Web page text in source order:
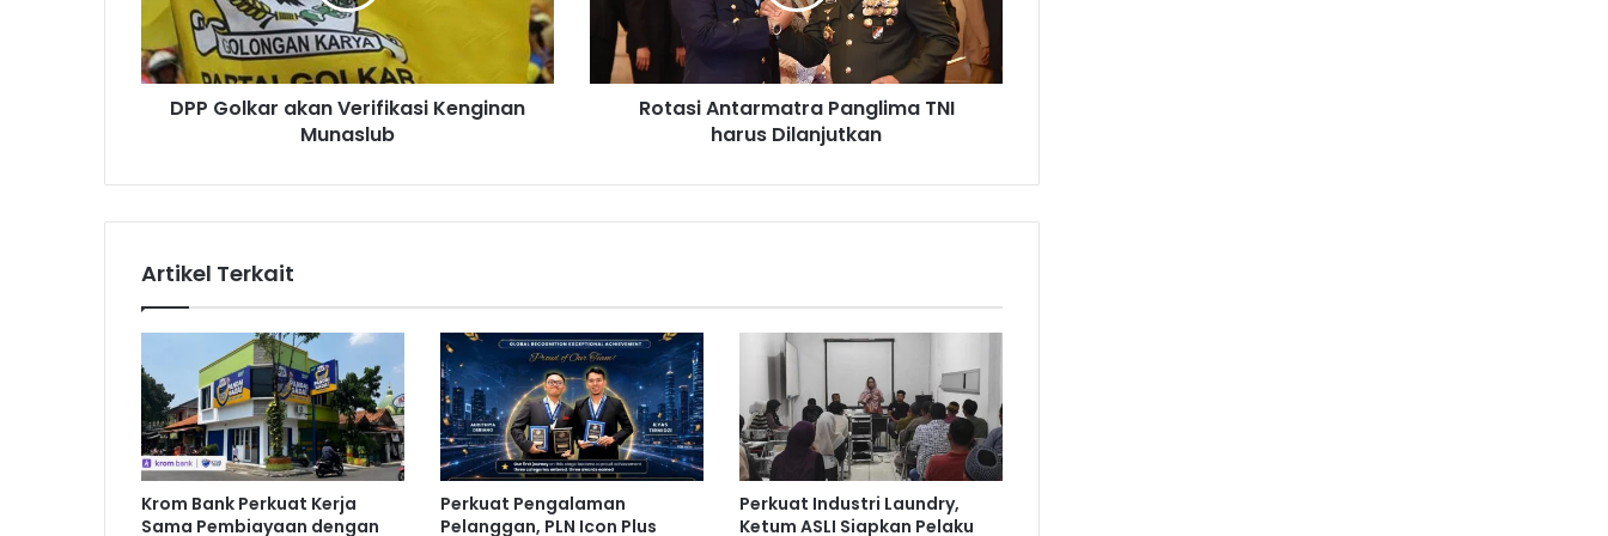
k
a
r
n
i
f
i
a
s
i
K
e
n
DPP Golkar akan Verifikasi Kenginan
Munaslub
t
a
a
n
g
l
i
m
a
T
N
Rotasi Antarmatra Panglima TNI
harus Dilanjutkan
Artikel Terkait
Krom Bank Perkuat Kerja
Sama Pembiayaan dengan
Perkuat Pengalaman
Pelanggan, PLN Icon Plus
Perkuat Industri Laundry,
Ketum ASLI Siapkan Pelaku